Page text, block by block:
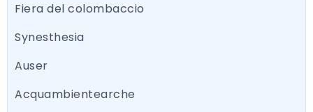
Fiera del colombaccio
Synesthesia
Auser
Acquambientearche